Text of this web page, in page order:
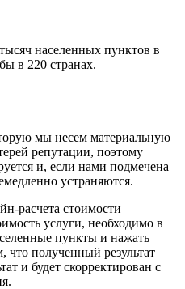
населенных пунктов в
в 220 странах.
мы несем материальную
репутации, поэтому
и, если нами подмечена
устраняются.
расчета стоимости
услуги, необходимо в
пункты и нажать
что полученный результат
и будет скорректирован с